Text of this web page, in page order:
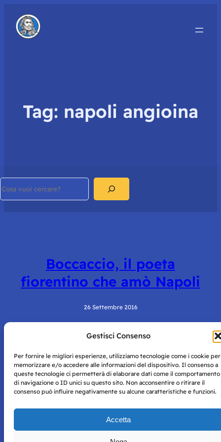
Gestisci Consenso
Per fornire le migliori esperienze, utilizziamo tecnologie come i cookie per
memorizzare e/o accedere alle informazioni del dispositivo. Il consenso a
queste tecnologie ci permetterà di elaborare dati come il comportamento
di navigazione o ID unici su questo sito. Non acconsentire o ritirare il
consenso può influire negativamente su alcune caratteristiche e funzioni.
Accetta
Tag: napoli angioina
Boccaccio, il poeta
fiorentino che amò Napoli
26 Settembre 2016
Napoli con autorizzazione numero 38 del 25/9/2019.
Tutte le immagini e i contenuti su questo sito sono forniti